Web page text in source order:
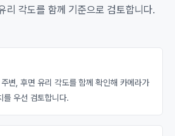
리 각도를 함께 기준으로 검토합니다.
변, 후면 유리 각도를 함께 확인해 카메라가
를 우선 검토합니다.